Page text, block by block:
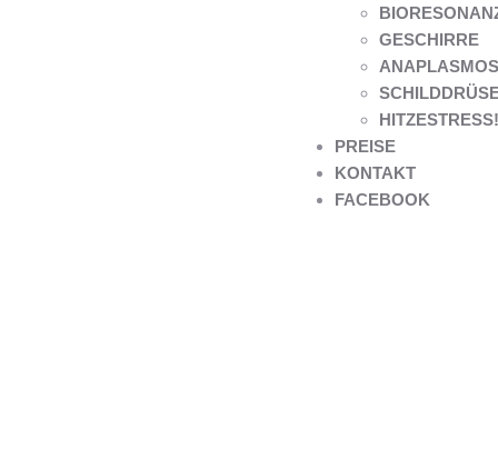
GESCHIRRE
PREISE
KONTAKT
FACEBOOK